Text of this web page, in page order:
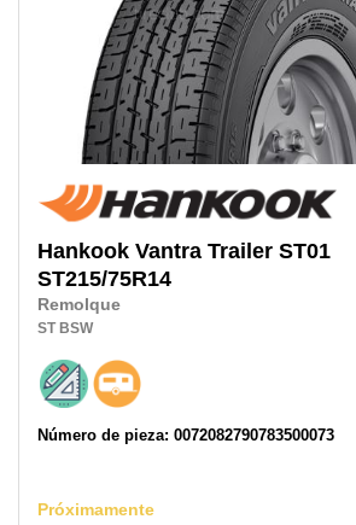
Hankook Vantra Trailer ST01
ST215/75R14
Remolque
ST BSW
Número de pieza: 0072082790783500073
Próximamente